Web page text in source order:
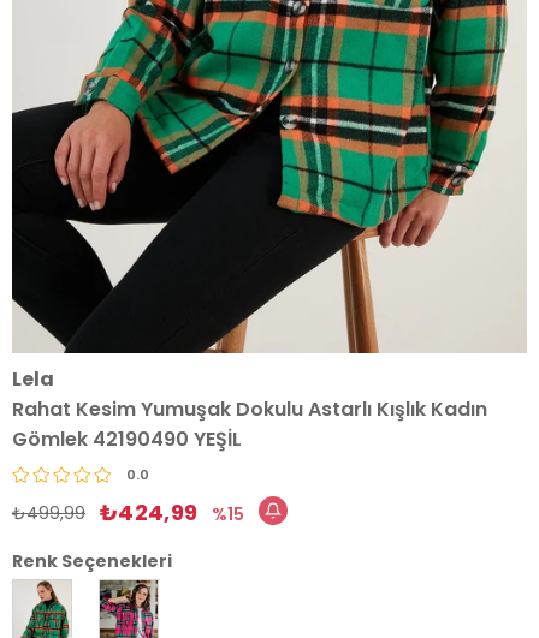
Lela
Rahat Kesim Yumuşak Dokulu Astarlı Kışlık Kadın
Gömlek 42190490 YEŞİL
0.0
₺499,99 ₺424,99
15
Renk Seçenekleri